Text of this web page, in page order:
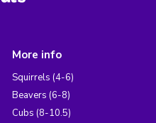
More info
Squirrels (4-6)
Beavers (6-8)
Cubs (8-10.5)